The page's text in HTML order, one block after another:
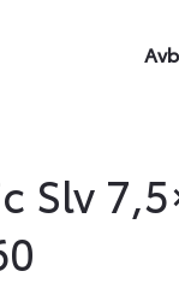
Slv